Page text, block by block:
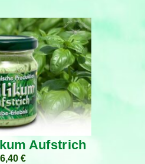
Aufstrich
6,40 €